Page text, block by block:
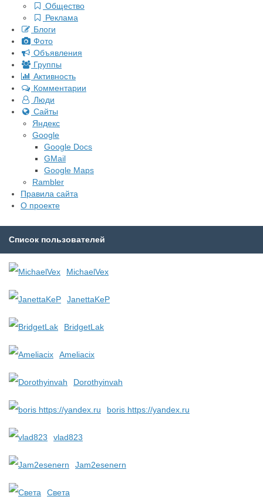
Общество
Реклама
Блоги
Фото
Объявления
Группы
Активность
Комментарии
Люди
Сайты
Яндекс
Google
Google Docs
GMail
Google Maps
Rambler
Правила сайта
О проекте
Список пользователей
MichaelVex
JanettaKeP
BridgetLak
Ameliacix
Dorothyinvah
boris https://yandex.ru
vlad823
Jam2esenern
Света